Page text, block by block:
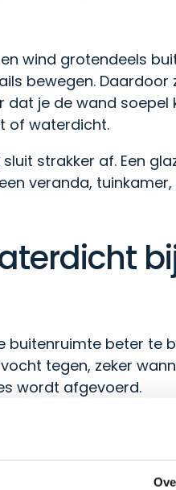
wind grotendeels
bewegen. Daardoor
dat je de wand soepel
of waterdicht.
sluit strakker af. Een
veranda,
buitenruimte beter te
tegen, zeker
wordt afgevoerd.
te noemen. Bij
water via de
niet in een